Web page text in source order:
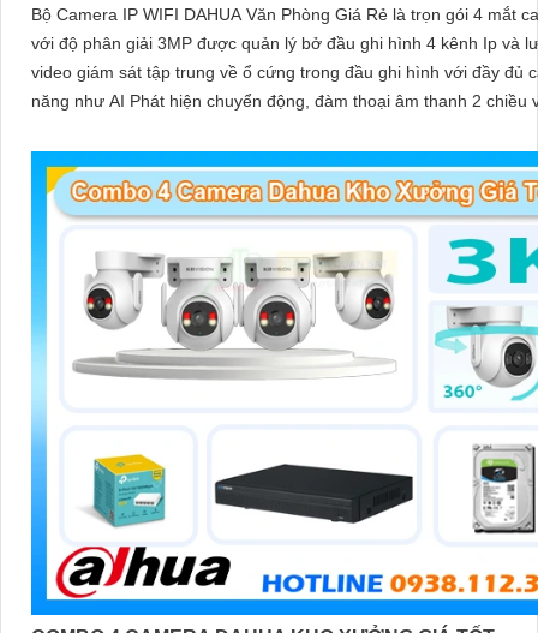
Bộ Camera IP WIFI DAHUA Văn Phòng Giá Rẻ là trọn gói 4 mắt
với độ phân giải 3MP được quản lý bở đầu ghi hình 4 kênh Ip và
video giám sát tập trung về ổ cứng trong đầu ghi hình với đầy đủ
năng như AI Phát hiện chuyển động, đàm thoại âm thanh 2 chiều